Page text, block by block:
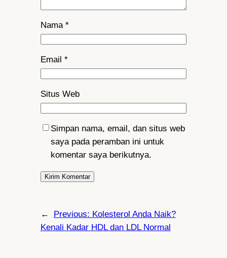
Nama *
Email *
Situs Web
Simpan nama, email, dan situs web
saya pada peramban ini untuk
komentar saya berikutnya.
← Previous: Kolesterol Anda Naik?
Kenali Kadar HDL dan LDL Normal